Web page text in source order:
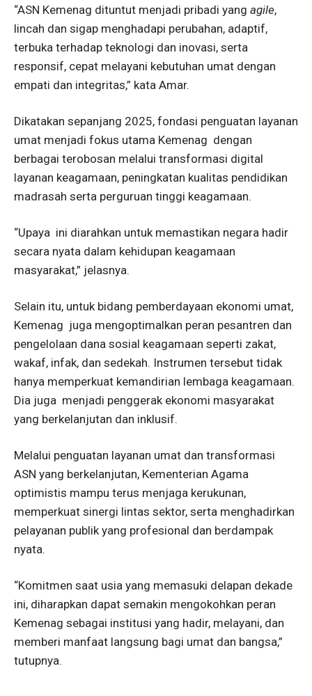
“ASN Kemenag dituntut menjadi pribadi yang agile,
lincah dan sigap menghadapi perubahan, adaptif,
terbuka terhadap teknologi dan inovasi, serta
responsif, cepat melayani kebutuhan umat dengan
empati dan integritas,” kata Amar.
Dikatakan sepanjang 2025, fondasi penguatan layanan
umat menjadi fokus utama Kemenag dengan
berbagai terobosan melalui transformasi digital
layanan keagamaan, peningkatan kualitas pendidikan
madrasah serta perguruan tinggi keagamaan.
“Upaya ini diarahkan untuk memastikan negara hadir
secara nyata dalam kehidupan keagamaan
masyarakat,” jelasnya.
Selain itu, untuk bidang pemberdayaan ekonomi umat,
Kemenag juga mengoptimalkan peran pesantren dan
pengelolaan dana sosial keagamaan seperti zakat,
wakaf, infak, dan sedekah. Instrumen tersebut tidak
hanya memperkuat kemandirian lembaga keagamaan.
Dia juga menjadi penggerak ekonomi masyarakat
yang berkelanjutan dan inklusif.
Melalui penguatan layanan umat dan transformasi
ASN yang berkelanjutan, Kementerian Agama
optimistis mampu terus menjaga kerukunan,
memperkuat sinergi lintas sektor, serta menghadirkan
pelayanan publik yang profesional dan berdampak
nyata.
“Komitmen saat usia yang memasuki delapan dekade
ini, diharapkan dapat semakin mengokohkan peran
Kemenag sebagai institusi yang hadir, melayani, dan
memberi manfaat langsung bagi umat dan bangsa,”
tutupnya.